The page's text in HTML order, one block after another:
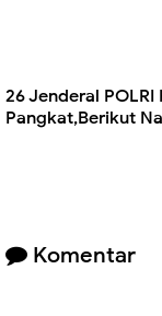
26 Jenderal POLRI
Pangkat,Berikut
Komentar